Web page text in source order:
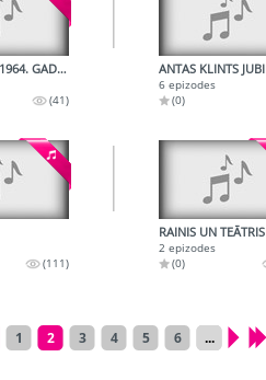
DZIRKSTELE 1964. GADA 24. APRĪĻA RAIDĪJUMS
(41)
6 epizodes
(0)
(111)
RAINIS UN TEĀTRIS
2 epizodes
(0)
1 2 3 4 5 6 ...